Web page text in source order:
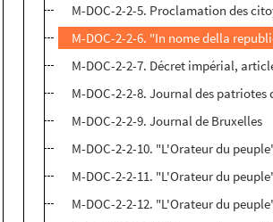
M-DOC-2-2-5. Proclamation des
M-DOC-2-2-6. "In nome della
M-DOC-2-2-7. Décret impérial,
M-DOC-2-2-8. Journal des patriotes
M-DOC-2-2-9. Journal de Bruxelles
M-DOC-2-2-10. "L'Orateur du
M-DOC-2-2-11. "L'Orateur du
M-DOC-2-2-12. "L'Orateur du